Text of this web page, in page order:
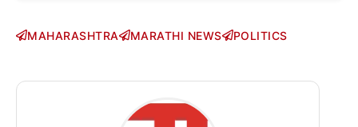
MAHARASHTRA MARATHI NEWS POLITICS